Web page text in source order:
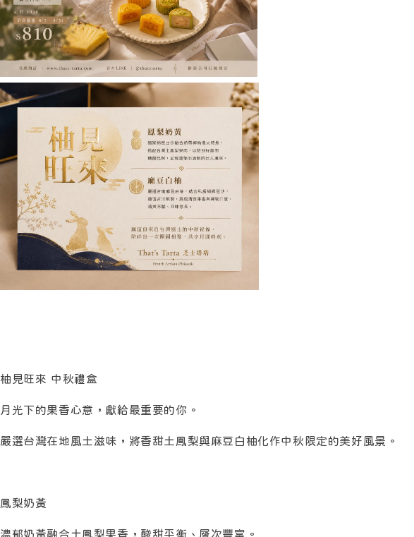
柚見旺來 中秋禮盒
月光下的果香心意，獻給最重要的你。
嚴選台灣在地風土滋味，將香甜土鳳梨與麻豆白柚化作中秋限定的美好風景。
鳳梨奶黃
濃郁奶黃融合土鳳梨果香，酸甜平衡、層次豐富。